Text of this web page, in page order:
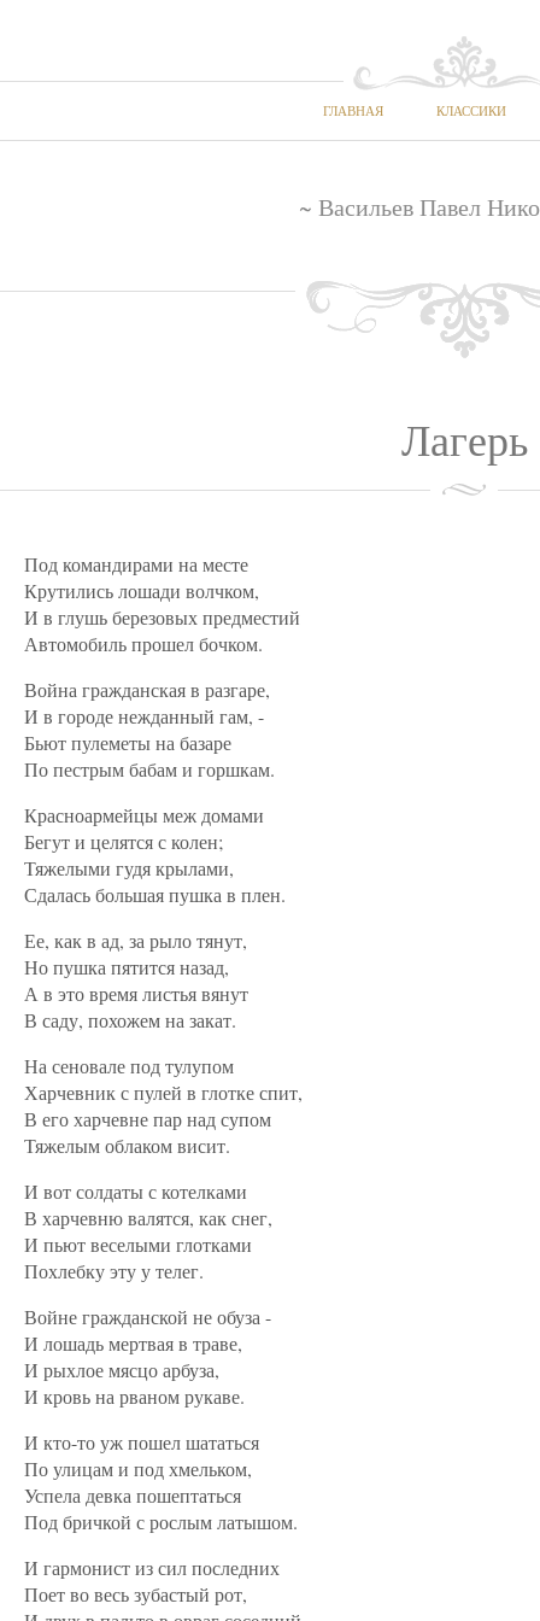
ГЛАВНАЯ КЛАССИКИ
~ Васильев Павел
Лагерь
Под командирами на месте
Крутились лошади волчком,
И в глушь березовых предместий
Автомобиль прошел бочком.
Война гражданская в разгаре,
И в городе нежданный гам, -
Бьют пулеметы на базаре
По пестрым бабам и горшкам.
Красноармейцы меж домами
Бегут и целятся с колен;
Тяжелыми гудя крылами,
Сдалась большая пушка в плен.
Ее, как в ад, за рыло тянут,
Но пушка пятится назад,
А в это время листья вянут
В саду, похожем на закат.
На сеновале под тулупом
Харчевник с пулей в глотке спит,
В его харчевне пар над супом
Тяжелым облаком висит.
И вот солдаты с котелками
В харчевню валятся, как снег,
И пьют веселыми глотками
Похлебку эту у телег.
Войне гражданской не обуза -
И лошадь мертвая в траве,
И рыхлое мясцо арбуза,
И кровь на рваном рукаве.
И кто-то уж пошел шататься
По улицам и под хмельком,
Успела девка пошептаться
Под бричкой с рослым латышом.
И гармонист из сил последних
Поет во весь зубастый рот,